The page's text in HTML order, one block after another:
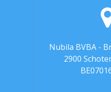
Nubila BVBA -
2900